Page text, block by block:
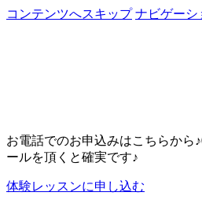
コンテンツへスキップ ナビゲーシ
お電話でのお申込みはこちらから♪
ールを頂くと確実です♪
体験レッスンに申し込む